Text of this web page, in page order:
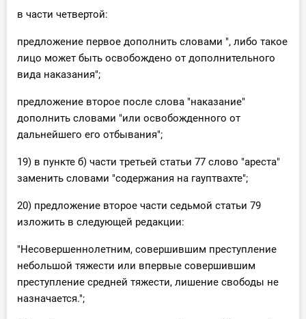
в части четвертой:
предложение первое дополнить словами ", либо такое
лицо может быть освобождено от дополнительного
вида наказания";
предложение второе после слова "наказание"
дополнить словами "или освобожденного от
дальнейшего его отбывания";
19) в пункте б) части третьей статьи 77 слово "ареста"
заменить словами "содержания на гауптвахте";
20) предложение второе части седьмой статьи 79
изложить в следующей редакции:
"Несовершеннолетним, совершившим преступление
небольшой тяжести или впервые совершившим
преступление средней тяжести, лишение свободы не
назначается.";